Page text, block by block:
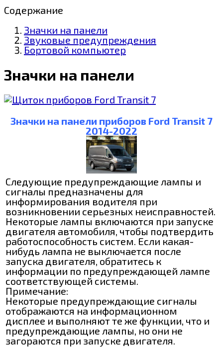
Содержание
Значки на панели
Звуковые предупреждения
Бортовой компьютер
Значки на панели
Значки на панели приборов Ford Transit 7
2014-2022
Следующие предупреждающие лампы и
сигналы предназначены для
информирования водителя при
возникновении серьезных неисправностей.
Некоторые лампы включаются при запуске
двигателя автомобиля, чтобы подтвердить
работоспособность систем. Если какая-
нибудь лампа не выключается после
запуска двигателя, обратитесь к
информации по предупреждающей лампе
соответствующей системы.
Примечание:
Некоторые предупреждающие сигналы
отображаются на информационном
дисплее и выполняют те же функции, что и
предупреждающие лампы, но они не
загораются при запуске двигателя.